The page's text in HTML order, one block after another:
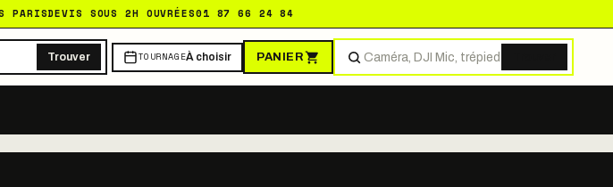
PARISDEVIS SOUS 2H OUVRÉES01 87 66 24 84
Trouver TOURNAGEÀ choisir PANIER